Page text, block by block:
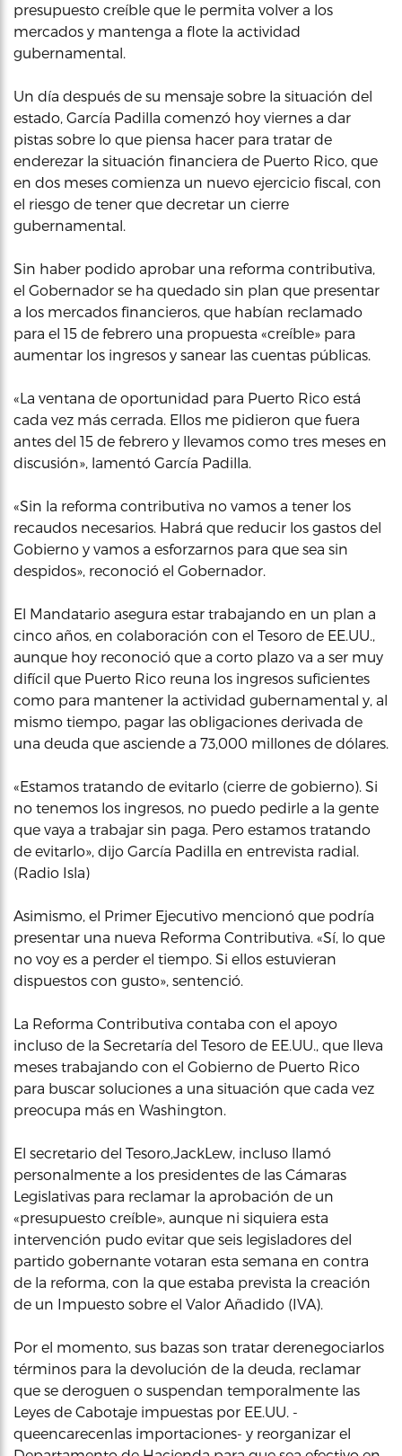
presupuesto creíble que le permita volver a los
mercados y mantenga a flote la actividad
gubernamental.
Un día después de su mensaje sobre la situación del
estado, García Padilla comenzó hoy viernes a dar
pistas sobre lo que piensa hacer para tratar de
enderezar la situación financiera de Puerto Rico, que
en dos meses comienza un nuevo ejercicio fiscal, con
el riesgo de tener que decretar un cierre
gubernamental.
Sin haber podido aprobar una reforma contributiva,
el Gobernador se ha quedado sin plan que presentar
a los mercados financieros, que habían reclamado
para el 15 de febrero una propuesta «creíble» para
aumentar los ingresos y sanear las cuentas públicas.
«La ventana de oportunidad para Puerto Rico está
cada vez más cerrada. Ellos me pidieron que fuera
antes del 15 de febrero y llevamos como tres meses en
discusión», lamentó García Padilla.
«Sin la reforma contributiva no vamos a tener los
recaudos necesarios. Habrá que reducir los gastos del
Gobierno y vamos a esforzarnos para que sea sin
despidos», reconoció el Gobernador.
El Mandatario asegura estar trabajando en un plan a
cinco años, en colaboración con el Tesoro de EE.UU.,
aunque hoy reconoció que a corto plazo va a ser muy
difícil que Puerto Rico reuna los ingresos suficientes
como para mantener la actividad gubernamental y, al
mismo tiempo, pagar las obligaciones derivada de
una deuda que asciende a 73,000 millones de dólares.
«Estamos tratando de evitarlo (cierre de gobierno). Si
no tenemos los ingresos, no puedo pedirle a la gente
que vaya a trabajar sin paga. Pero estamos tratando
de evitarlo», dijo García Padilla en entrevista radial.
(Radio Isla)
Asimismo, el Primer Ejecutivo mencionó que podría
presentar una nueva Reforma Contributiva. «Sí, lo que
no voy es a perder el tiempo. Si ellos estuvieran
dispuestos con gusto», sentenció.
La Reforma Contributiva contaba con el apoyo
incluso de la Secretaría del Tesoro de EE.UU., que lleva
meses trabajando con el Gobierno de Puerto Rico
para buscar soluciones a una situación que cada vez
preocupa más en Washington.
El secretario del Tesoro,JackLew, incluso llamó
personalmente a los presidentes de las Cámaras
Legislativas para reclamar la aprobación de un
«presupuesto creíble», aunque ni siquiera esta
intervención pudo evitar que seis legisladores del
partido gobernante votaran esta semana en contra
de la reforma, con la que estaba prevista la creación
de un Impuesto sobre el Valor Añadido (IVA).
Por el momento, sus bazas son tratar derenegociarlos
términos para la devolución de la deuda, reclamar
que se deroguen o suspendan temporalmente las
Leyes de Cabotaje impuestas por EE.UU. -
queencarecenlas importaciones- y reorganizar el